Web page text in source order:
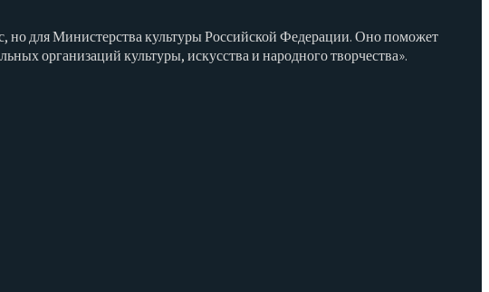
но для Министерства культуры Российской Федерации. Оно поможет
организаций культуры, искусства и народного творчества».